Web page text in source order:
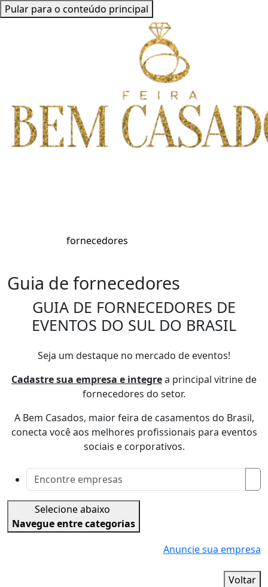
Pular para o conteúdo principal
fornecedores
Guia de fornecedores
GUIA DE FORNECEDORES DE
EVENTOS DO SUL DO BRASIL
Seja um destaque no mercado de eventos!
Cadastre sua empresa e integrea principal vitrine de
fornecedores do setor.
A Bem Casados, maior feira de casamentos do Brasil,
conecta você aos melhores profissionais para eventos
sociais e corporativos.
Selecione abaixo
Navegue entre categorias
Anuncie sua empresa
Voltar